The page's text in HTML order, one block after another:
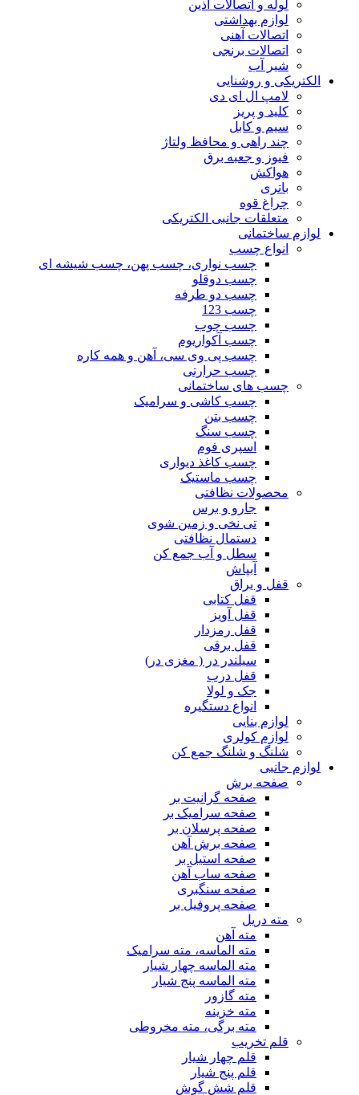
لوله و اتصالات آذین
لوازم بهداشتی
اتصالات آهنی
اتصالات برنجی
شیر آب
الکتریکی و روشنایی
لامپ ال ای دی
کلید و پریز
سیم و کابل
چند راهی و محافظ ولتاژ
فیوز و جعبه برق
هواکش
باتری
چراغ قوه
متعلقات جانبی الکتریکی
لوازم ساختمانی
انواع چسب
چسب نواری، چسب پهن، چسب شیشه ای
چسب دوقلو
چسب دو طرفه
چسب 123
چسب چوب
چسب آکواریوم
چسب پی وی سی، آهن و همه کاره
چسب حرارتی
چسب های ساختمانی
چسب کاشی و سرامیک
چسب بتن
چسب سنگ
اسپری فوم
چسب کاغذ دیواری
چسب ماستیک
محصولات نظافتی
جارو و برس
تی نخی و زمین شوی
دستمال نظافتی
سطل و آب جمع کن
آبپاش
قفل و یراق
قفل کتابی
قفل آویز
قفل رمزدار
قفل برقی
سیلندر در ( مغزی در)
قفل درب
جک و لولا
انواع دستگیره
لوازم بنایی
لوازم کولری
شلنگ و شلنگ جمع کن
لوازم جانبی
صفحه برش
صفحه گرانیت بر
صفحه سرامیک بر
صفحه پرسلان بر
صفحه برش آهن
صفحه استیل بر
صفحه ساب آهن
صفحه سنگبری
صفحه پروفیل بر
مته دریل
مته آهن
مته الماسه، مته سرامیک
مته الماسه چهار شیار
مته الماسه پنج شیار
مته گازور
مته خزینه
مته برگی، مته مخروطی
قلم تخریب
قلم چهار شیار
قلم پنج شیار
قلم شش گوش